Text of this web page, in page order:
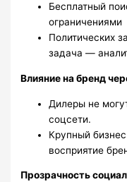
Бесплатный
ограничениями
Политических
задача —
Влияние на бренд
Дилеры не
соцсети.
Крупный
восприятие
Прозрачность